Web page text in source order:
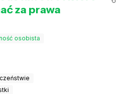
za prawa
osobista